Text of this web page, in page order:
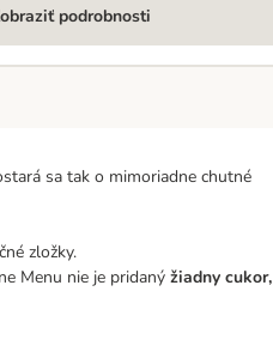
podrobnosti
sa tak o mimoriadne chutné
​​zložky.
Menu nie je pridaný žiadny cukor,